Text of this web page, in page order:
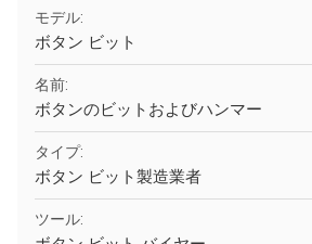
モデル:
ボタン ビット
名前:
ボタンのビットおよびハンマー
タイプ:
ボタン ビット製造業者
ツール: